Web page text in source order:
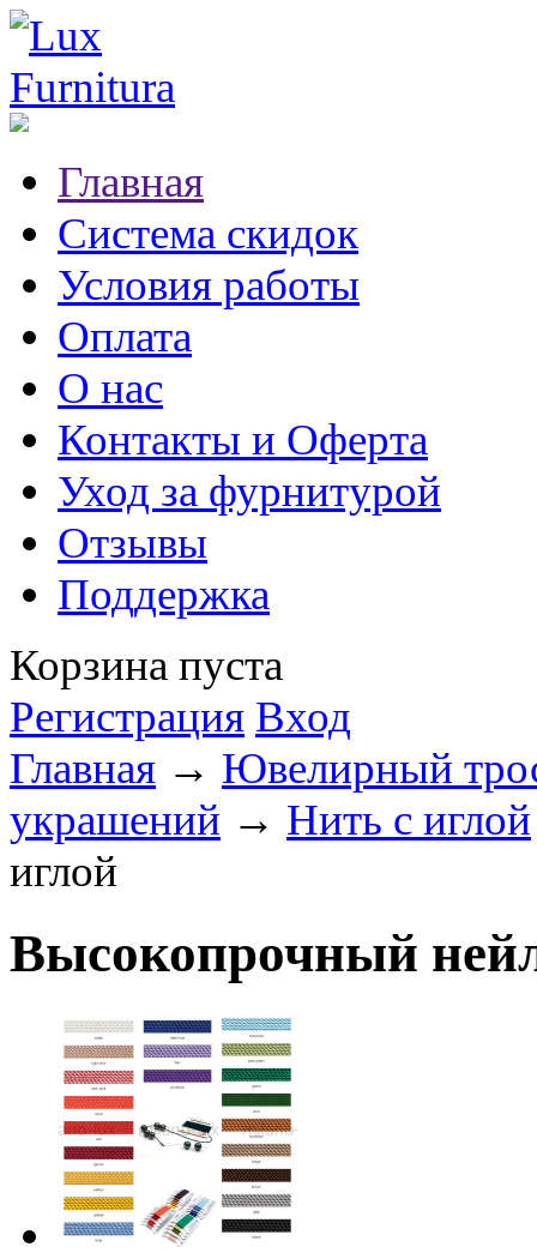
Главная
Система скидок
Условия работы
Оплата
О нас
Контакты и Оферта
Уход за фурнитурой
Отзывы
Поддержка
Корзина пуста
Регистрация Вход
Главная → Ювелирный
украшений → Нить с иглой
иглой
Высокопрочный